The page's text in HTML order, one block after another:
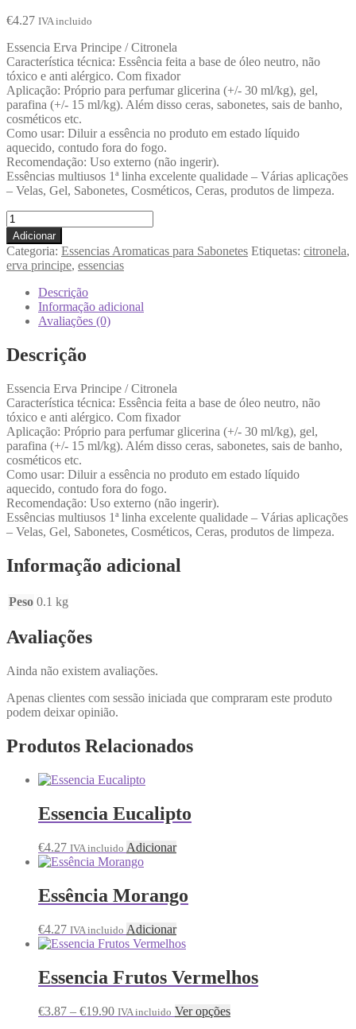
€4.27 IVA incluido
Essencia Erva Principe / Citronela
Característica técnica: Essência feita a base de óleo neutro, não
tóxico e anti alérgico. Com fixador
Aplicação: Próprio para perfumar glicerina (+/- 30 ml/kg), gel,
parafina (+/- 15 ml/kg). Além disso ceras, sabonetes, sais de banho,
cosméticos etc.
Como usar: Diluir a essência no produto em estado líquido
aquecido, contudo fora do fogo.
Recomendação: Uso externo (não ingerir).
Essências multiusos 1ª linha excelente qualidade – Várias aplicações
– Velas, Gel, Sabonetes, Cosméticos, Ceras, produtos de limpeza.
Adicionar
Categoria: Essencias Aromaticas para Sabonetes Etiquetas: citronela,
erva principe, essencias
Descrição
Informação adicional
Avaliações (0)
Descrição
Essencia Erva Principe / Citronela
Característica técnica: Essência feita a base de óleo neutro, não
tóxico e anti alérgico. Com fixador
Aplicação: Próprio para perfumar glicerina (+/- 30 ml/kg), gel,
parafina (+/- 15 ml/kg). Além disso ceras, sabonetes, sais de banho,
cosméticos etc.
Como usar: Diluir a essência no produto em estado líquido
aquecido, contudo fora do fogo.
Recomendação: Uso externo (não ingerir).
Essências multiusos 1ª linha excelente qualidade – Várias aplicações
– Velas, Gel, Sabonetes, Cosméticos, Ceras, produtos de limpeza.
Informação adicional
Peso 0.1 kg
Avaliações
Ainda não existem avaliações.
Apenas clientes com sessão iniciada que compraram este produto
podem deixar opinião.
Produtos Relacionados
Essencia Eucalipto
€4.27 IVA incluido Adicionar
Essência Morango
€4.27 IVA incluido Adicionar
Essencia Frutos Vermelhos
€3.87 – €19.90 IVA incluido Ver opções